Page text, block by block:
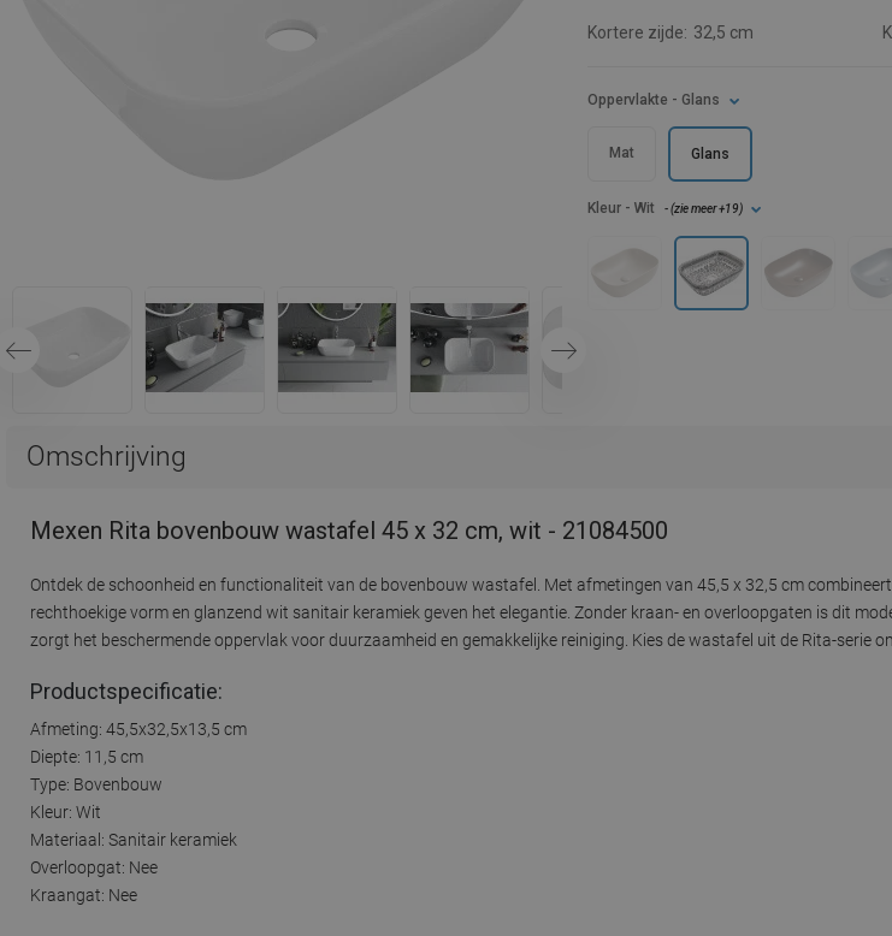
Kortere zijde: 32,5 cm
Kleur - Wit - (zie meer+19)
Oppervlakte - Glans
Mat Glans
Omschrijving
Mexen Rita bovenbouw wastafel 45 x 32 cm, wit - 21084500
Ontdek de schoonheid en functionaliteit van de bovenbouw wastafel. Met afmetingen van 45,5 x 32,5 cm
rechthoekige vorm en glanzend wit sanitair keramiek geven het elegantie. Zonder kraan- en overloopgaten is dit
zorgt het beschermende oppervlak voor duurzaamheid en gemakkelijke reiniging. Kies de wastafel uit de Rita-serie
Productspecificatie:
Afmeting: 45,5x32,5x13,5 cm
Diepte: 11,5 cm
Type: Bovenbouw
Kleur: Wit
Materiaal: Sanitair keramiek
Overloopgat: Nee
Kraangat: Nee